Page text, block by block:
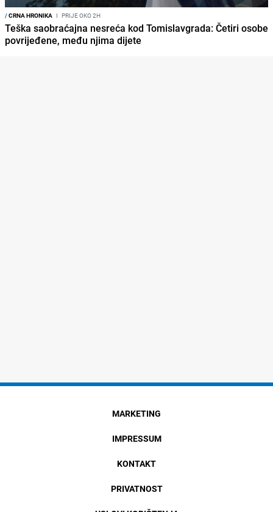
/CRNA HRONIKA I PRIJE OKO 2H
Teška saobraćajna nesreća kod Tomislavgrada: Četiri osobe
povrijeđene, među njima dijete
MARKETING
IMPRESSUM
KONTAKT
PRIVATNOST